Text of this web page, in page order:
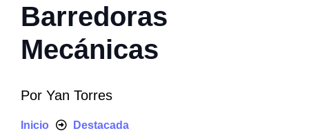
Barredoras
Mecánicas
Por Yan Torres
Inicio Destacada